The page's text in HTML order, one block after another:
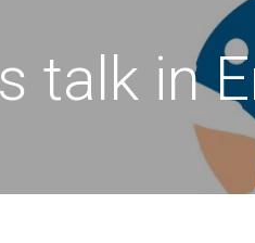
talk in